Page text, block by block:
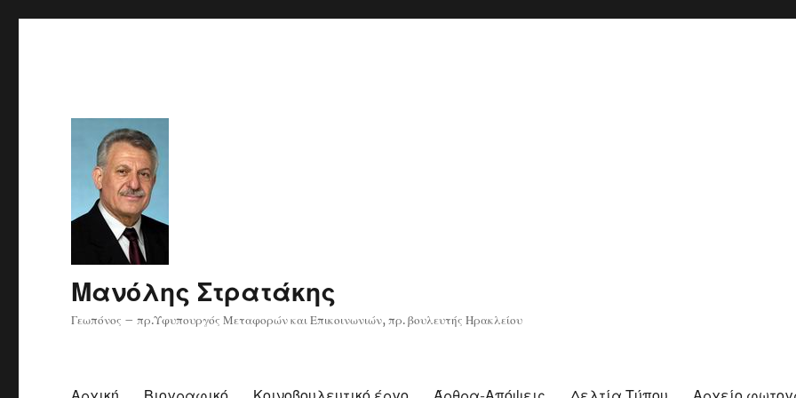
Μανόλης Στρατάκης
Γεωπόνος – πρ.Υφυπουργός Μεταφορών και Επικοινωνιών, πρ. βουλευτής Ηρακλείου